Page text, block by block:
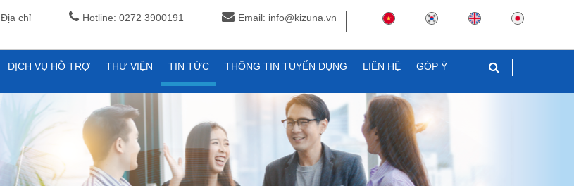
Địa chỉ Hotline: 0272 3900191 Email: info@kizuna.vn
DỊCH VỤ HỖ TRỢ THƯ VIỆN TIN TỨC THÔNG TIN TUYỂN DỤNG LIÊN HỆ GÓP Ý